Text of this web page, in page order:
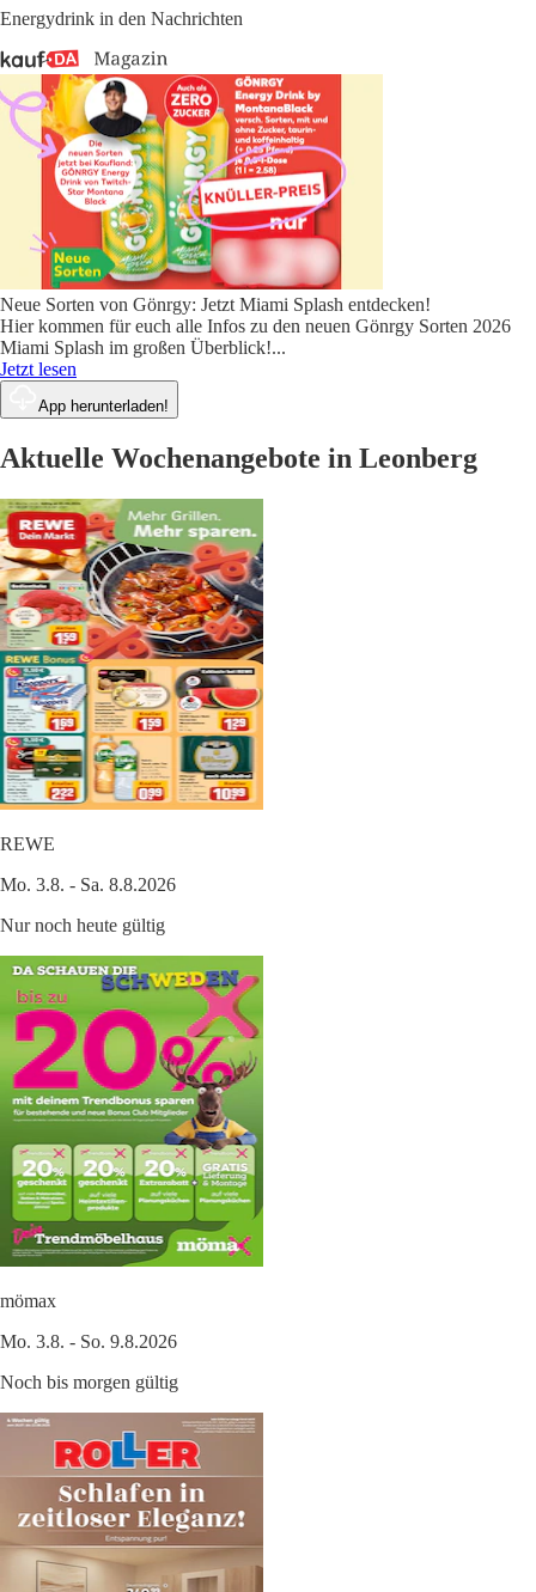
Energydrink in den Nachrichten
Neue Sorten von Gönrgy: Jetzt Miami Splash entdecken!
Hier kommen für euch alle Infos zu den neuen Gönrgy Sorten 2026
Miami Splash im großen Überblick!...
Jetzt lesen
App herunterladen!
Aktuelle Wochenangebote in Leonberg
REWE
Mo. 3.8. - Sa. 8.8.2026
Nur noch heute gültig
mömax
Mo. 3.8. - So. 9.8.2026
Noch bis morgen gültig